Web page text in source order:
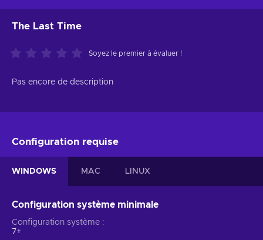
The Last Time
Soyez le premier à évaluer !
Pas encore de description
Configuration requise
WINDOWS MAC LINUX
Configuration système minimale
Configuration système
7+